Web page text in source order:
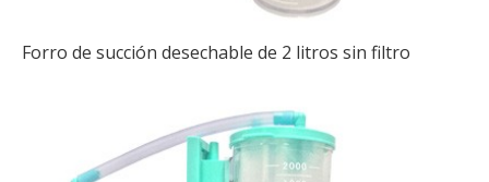
Forro de succión desechable de 2 litros sin filtro